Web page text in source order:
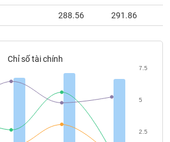
288.56 291.86
Chỉ số tài chính
2.5
5
7.5